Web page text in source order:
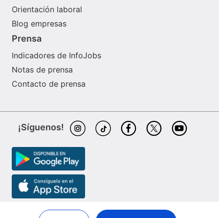
Orientación laboral
Blog empresas
Prensa
Indicadores de InfoJobs
Notas de prensa
Contacto de prensa
¡Síguenos!